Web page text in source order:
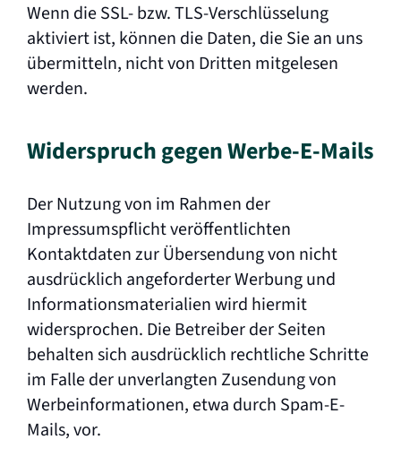
Wenn die SSL- bzw. TLS-Verschlüsselung
aktiviert ist, können die Daten, die Sie an uns
übermitteln, nicht von Dritten mitgelesen
werden.
Widerspruch gegen Werbe-E-Mails
Der Nutzung von im Rahmen der
Impressumspflicht veröffentlichten
Kontaktdaten zur Übersendung von nicht
ausdrücklich angeforderter Werbung und
Informationsmaterialien wird hiermit
widersprochen. Die Betreiber der Seiten
behalten sich ausdrücklich rechtliche Schritte
im Falle der unverlangten Zusendung von
Werbeinformationen, etwa durch Spam-E-
Mails, vor.